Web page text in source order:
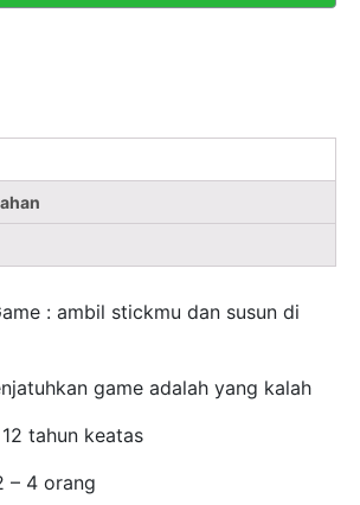
: ambil stickmu dan susun di
game adalah yang kalah
tahun keatas
– 4 orang